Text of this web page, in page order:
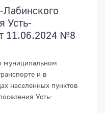
Лабинского
Усть-
11.06.2024 №8
муниципальном
и в
населенных пунктов
Усть-